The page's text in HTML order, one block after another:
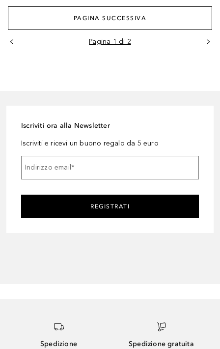
PAGINA SUCCESSIVA
Pagina 1 di 2
Iscriviti ora alla Newsletter
Iscriviti e ricevi un buono regalo da 5 euro
Indirizzo email *
REGISTRATI
Spedizione
Spedizione gratuita